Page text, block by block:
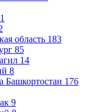
область 183
85
14
8
Башкортостан 176
9